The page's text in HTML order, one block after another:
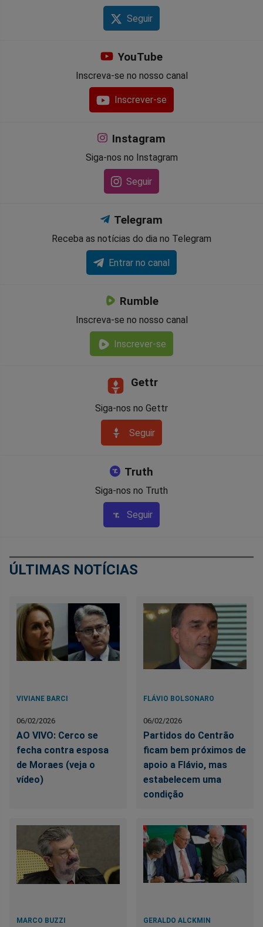
Seguir
YouTube
Inscreva-se no nosso canal
Inscrever-se
Instagram
Siga-nos no Instagram
Seguir
Telegram
Receba as notícias do dia no Telegram
Entrar no canal
Rumble
Inscreva-se no nosso canal
Inscrever-se
Gettr
Siga-nos no Gettr
Seguir
Truth
Siga-nos no Truth
Seguir
ÚLTIMAS NOTÍCIAS
VIVIANE BARCI
06/02/2026
AO VIVO: Cerco se
fecha contra esposa
de Moraes (veja o
vídeo)
FLÁVIO BOLSONARO
06/02/2026
Partidos do Centrão
ficam bem próximos de
apoio a Flávio, mas
estabelecem uma
condição
MARCO BUZZI GERALDO ALCKMIN